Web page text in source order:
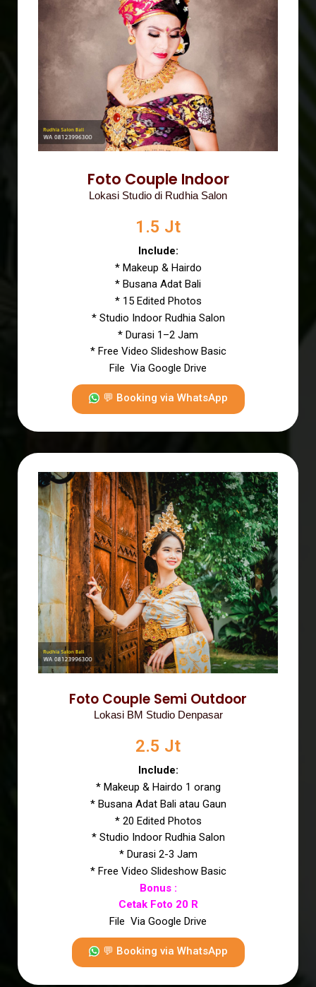
Foto Couple Indoor
Lokasi Studio di Rudhia Salon
1.5 Jt
Include:
* Makeup & Hairdo
* Busana Adat Bali
* 15 Edited Photos
* Studio Indoor Rudhia Salon
* Durasi 1–2 Jam
* Free Video Slideshow Basic
File Via Google Drive
💬 Booking via WhatsApp
Foto Couple Semi Outdoor
Lokasi BM Studio Denpasar
2.5 Jt
Include:
* Makeup & Hairdo 1 orang
* Busana Adat Bali atau Gaun
* 20 Edited Photos
* Studio Indoor Rudhia Salon
* Durasi 2-3 Jam
* Free Video Slideshow Basic
Bonus :
Cetak Foto 20 R
File Via Google Drive
💬 Booking via WhatsApp